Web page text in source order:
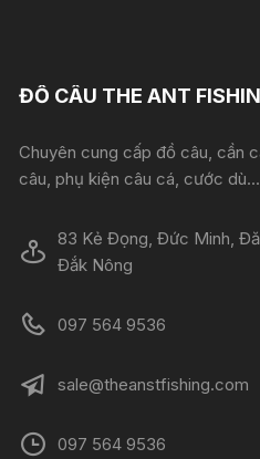
ĐỒ CÂU THE ANT
Chuyên cung cấp đồ câu, cần
câu, phụ kiện câu cá, cước
83 Kẻ Đọng, Đức Minh,
Đắk Nông
097 564 9536
sale@theanstfishing.com
097 564 9536